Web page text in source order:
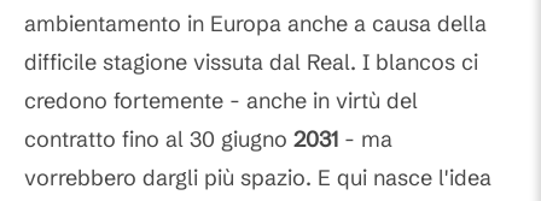
ambientamento in Europa anche a causa della
difficile stagione vissuta dal Real. I blancos ci
credono fortemente - anche in virtù del
contratto fino al 30 giugno 2031 - ma
vorrebbero dargli più spazio. E qui nasce l'idea